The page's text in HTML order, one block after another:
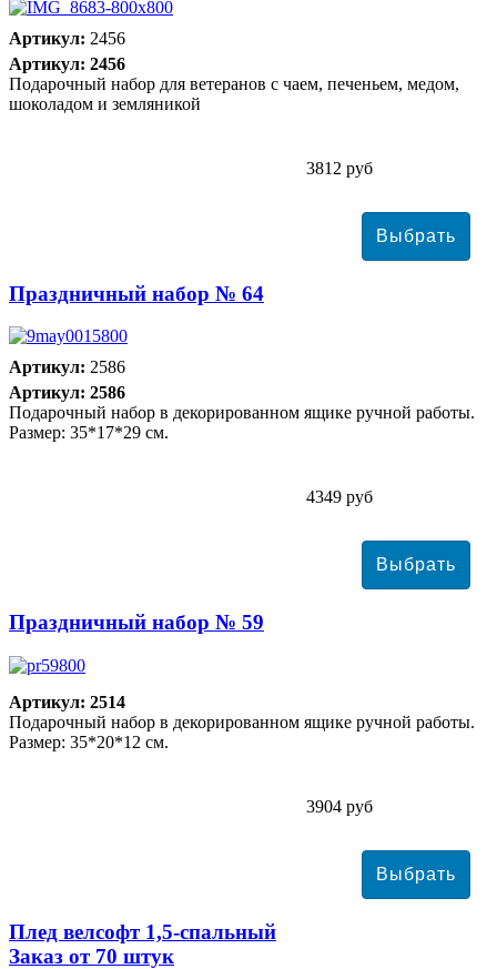
Артикул: 2456
Артикул: 2456
Подарочный набор для ветеранов с чаем, печеньем, медом,
шоколадом и земляникой
3812 руб
Праздничный набор № 64
Артикул: 2586
Артикул: 2586
Подарочный набор в декорированном ящике ручной работы.
Размер: 35*17*29 см.
4349 руб
Праздничный набор № 59
Артикул: 2514
Подарочный набор в декорированном ящике ручной работы.
Размер: 35*20*12 см.
3904 руб
Плед велсофт 1,5-спальный
Заказ от 70 штук